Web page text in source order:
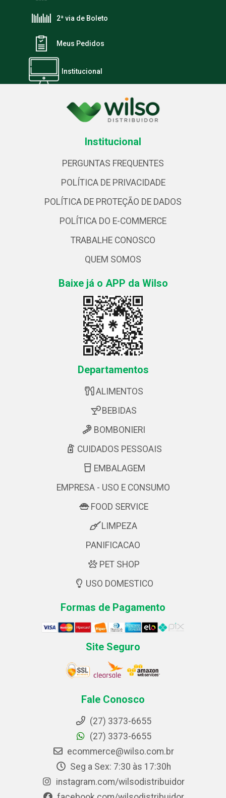
2ª via de Boleto
Meus Pedidos
Institucional
Institucional
PERGUNTAS FREQUENTES
POLÍTICA DE PRIVACIDADE
POLÍTICA DE PROTEÇÃO DE DADOS
POLÍTICA DO E-COMMERCE
TRABALHE CONOSCO
QUEM SOMOS
Baixe já o APP da Wilso
Departamentos
ALIMENTOS
BEBIDAS
BOMBONIERI
CUIDADOS PESSOAIS
EMBALAGEM
EMPRESA - USO E CONSUMO
FOOD SERVICE
LIMPEZA
PANIFICACAO
PET SHOP
USO DOMESTICO
Formas de Pagamento
Site Seguro
Fale Conosco
(27) 3373-6655
(27) 3373-6655
ecommerce@wilso.com.br
Seg a Sex: 7:30 às 17:30h
instagram.com/wilsodistribuidor